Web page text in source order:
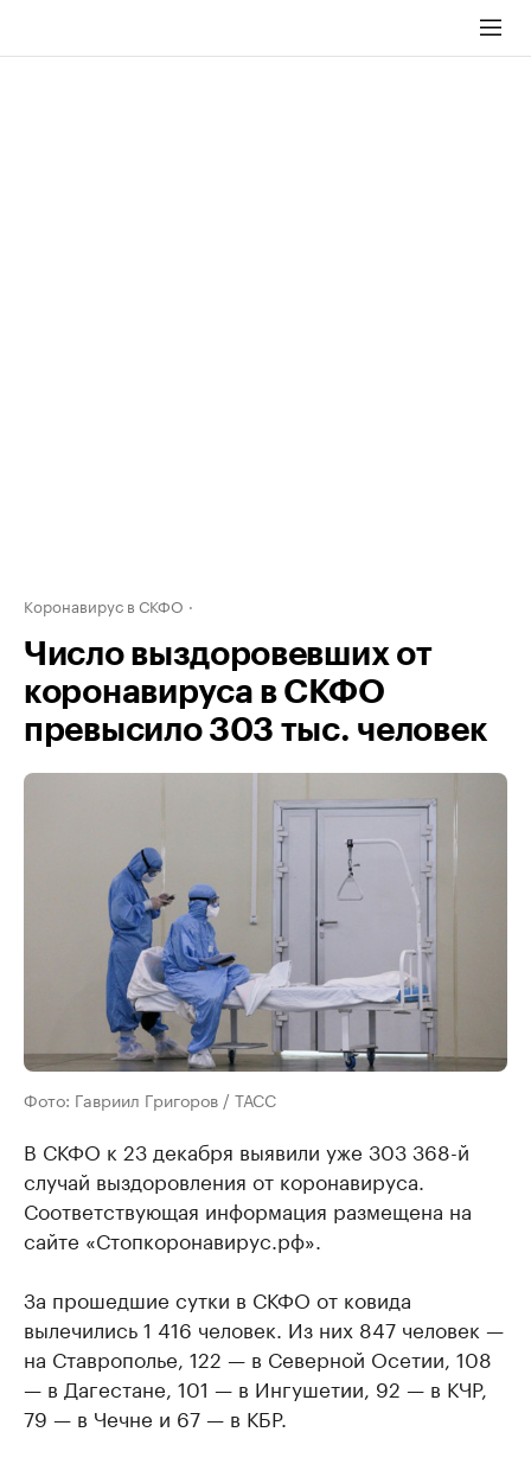
Коронавирус в СКФО
Число выздоровевших от
коронавируса в СКФО
превысило 303 тыс. человек
Фото: Гавриил Григоров / ТАСС
В СКФО к 23 декабря выявили уже 303 368-й
случай выздоровления от коронавируса.
Соответствующая информация размещена на
сайте «Стопкоронавирус.рф».
За прошедшие сутки в СКФО от ковида
вылечились 1 416 человек. Из них 847 человек —
на Ставрополье, 122 — в Северной Осетии, 108
— в Дагестане, 101 — в Ингушетии, 92 — в КЧР,
79 — в Чечне и 67 — в КБР.